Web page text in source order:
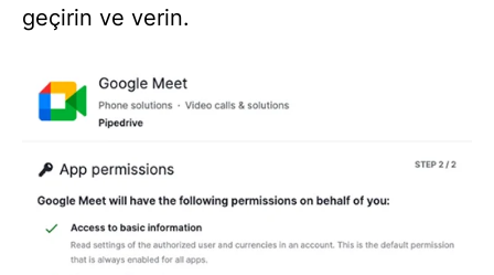
geçirin ve verin.